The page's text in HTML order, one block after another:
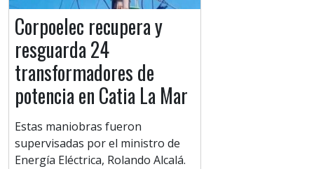
Corpoelec recupera y
resguarda 24
transformadores de
potencia en Catia La Mar
Estas maniobras fueron
supervisadas por el ministro de
Energía Eléctrica, Rolando Alcalá.